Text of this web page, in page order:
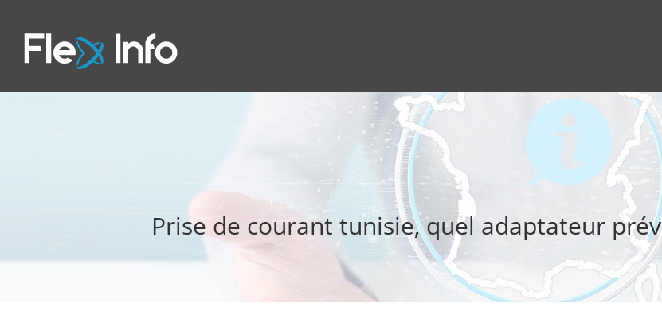
Prise de courant tunisie, quel adaptateur